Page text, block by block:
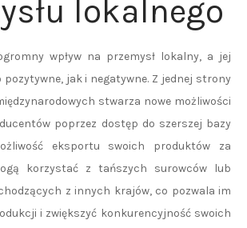
lokalnego
wpływ na przemysł lokalny, a jej
jak i negatywne. Z jednej strony
stwarza nowe możliwości
poprzez dostęp do szerszej bazy
eksportu swoich produktów za
korzystać z tańszych surowców lub
z innych krajów, co pozwala im
i zwiększyć konkurencyjność swoich